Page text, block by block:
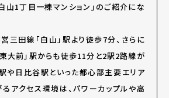
山1丁目一棟マンション」のご紹介にな
三田線「白山」駅より徒歩7分、さらに
大前」駅からも徒歩11分と2駅2路線が
や日比谷駅といった都心部主要エリア
アクセス環境は、パワーカップルや高